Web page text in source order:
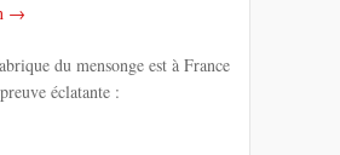
→
du mensonge est à France
éclatante :